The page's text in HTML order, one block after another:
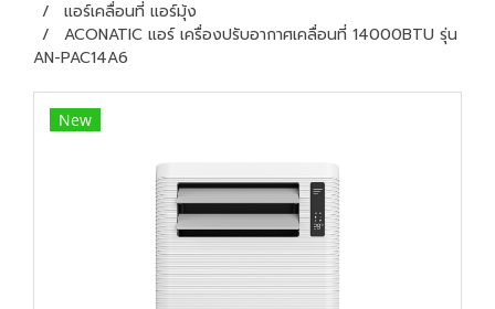
แอร์เคลื่อนที่ แอร์มุ้ง
ACONATIC แอร์ เครื่องปรับอากาศเคลื่อนที่ 14000BTU รุ่น
AN-PAC14A6
New